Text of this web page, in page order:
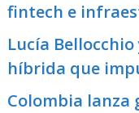
fintech e
Lucía
híbrida que
Colombia lanza